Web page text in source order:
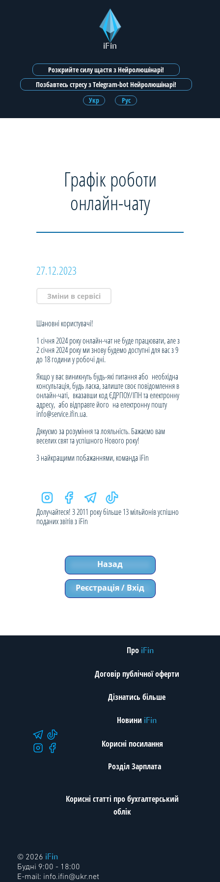
iFin
Розкрийте силу щастя з Нейролюшінарі!
Позбавтесь стресу з Telegram-bot Нейролюшінарі!
Укр
Рус
Графік роботи
онлайн-чату
27.12.2023
Зміни в сервісі
Шановні користувачі!
1 січня 2024 року онлайн-чат не буде працювати, але з
2 січня 2024 року ми знову будемо доступні для вас з 9
до 18 години у робочі дні.
Якщо у вас виникнуть будь-які питання або необхідна
консультація, будь ласка, залиште своє повідомлення в
онлайн-чаті, вказавши код ЄДРПОУ/ІПН та електронну
адресу, або відправте його на електронну пошту
info@service.ifin.ua.
Дякуємо за розуміння та лояльність. Бажаємо вам
веселих свят та успішного Нового року!
З найкращими побажаннями, команда iFin
Долучайтеся! З 2011 року більше 13 мільйонів успішно
поданих звітів з iFin
Назад
Реєстрація / Вхід
© 2026 iFin
Будні 9:00 - 18:00
E-mail: info.ifin@ukr.net
Про iFin
Договір публічної оферти
Дізнатись більше
Новини iFin
Корисні посилання
Розділ Зарплата
Корисні статті про бухгалтерський
облік